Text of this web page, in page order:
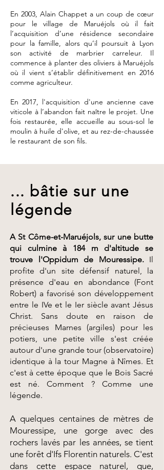
En 2003, Alain Chappet a un coup de cœur
pour le village de Maruéjols où il fait
l’acquisition d’une résidence secondaire
pour la famille, alors qu’il poursuit à Lyon
son activité de marbrier carreleur. Il
commence à planter des oliviers à Maruéjols
où il vient s’établir définitivement en 2016
comme agriculteur.
En 2017, l'acquisition d'une ancienne cave
viticole à l’abandon fait naître le projet. Une
fois restaurée, elle accueille au sous-sol le
moulin à huile d'olive, et au rez-de-chaussée
le restaurant de son fils.
... bâtie sur une
légende
A St Côme-et-Maruéjols, sur une butte
qui culmine à 184 m d'altitude se
trouve l'Oppidum de Mouressipe. Il
profite d'un site défensif naturel, la
présence d'eau en abondance (Font
Robert) a favorisé son développement
entre le IVe et le Ier siècle avant Jésus
Christ. Sans doute en raison de
précieuses Marnes (argiles) pour les
potiers, une petite ville s'est créée
autour d'une grande tour (observatoire)
identique à la tour Magne à Nîmes. Et
c'est à cette époque que le Bois Sacré
est né. Comment ? Comme une
légende.
A quelques centaines de mètres de
Mouressipe, une gorge avec des
rochers lavés par les années, se tient
une forêt d'Ifs Florentin naturels. C'est
dans cette espace naturel, que,